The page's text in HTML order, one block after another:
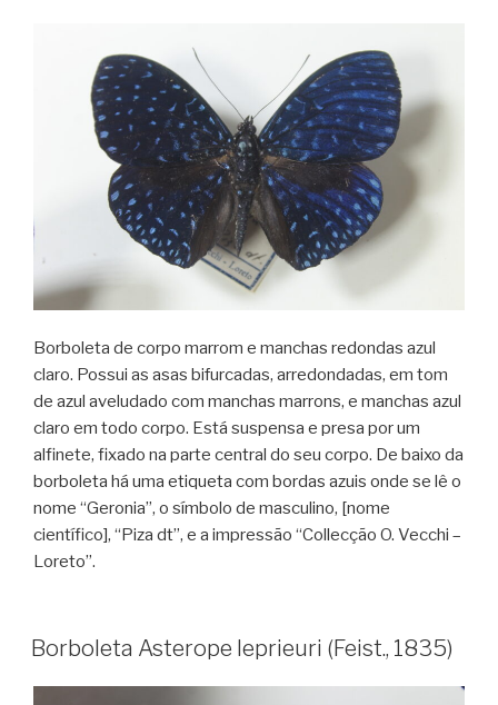
Borboleta de corpo marrom e manchas redondas azul
claro. Possui as asas bifurcadas, arredondadas, em tom
de azul aveludado com manchas marrons, e manchas azul
claro em todo corpo. Está suspensa e presa por um
alfinete, fixado na parte central do seu corpo. De baixo da
borboleta há uma etiqueta com bordas azuis onde se lê o
nome “Geronia”, o símbolo de masculino, [nome
científico], “Piza dt”, e a impressão “Collecção O. Vecchi –
Loreto”.
Borboleta Asterope leprieuri (Feist., 1835)